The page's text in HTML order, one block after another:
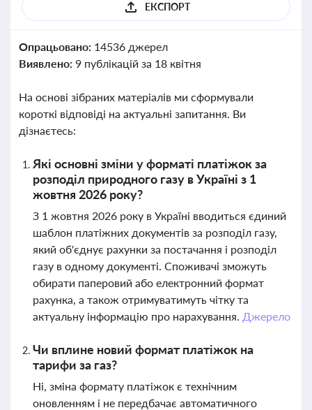
ЕКСПОРТ
Опрацьовано: 14536 джерел
Виявлено: 9 публікацій за 18 квітня
На основі зібраних матеріалів ми сформували
короткі відповіді на актуальні запитання. Ви
дізнаєтесь:
Які основні зміни у форматі платіжок за
розподіл природного газу в Україні з 1
жовтня 2026 року?
З 1 жовтня 2026 року в Україні вводиться єдиний
шаблон платіжних документів за розподіл газу,
який об'єднує рахунки за постачання і розподіл
газу в одному документі. Споживачі зможуть
обирати паперовий або електронний формат
рахунка, а також отримуватимуть чітку та
актуальну інформацію про нарахування. Джерело
Чи вплине новий формат платіжок на
тарифи за газ?
Ні, зміна формату платіжок є технічним
оновленням і не передбачає автоматичного